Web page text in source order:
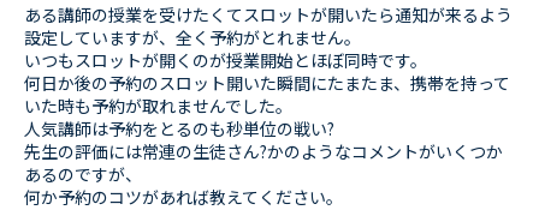
ある講師の授業を受けたくてスロットが開いたら通知が来るよう
設定していますが、全く予約がとれません。
いつもスロットが開くのが授業開始とほぼ同時です。
何日か後の予約のスロット開いた瞬間にたまたま、携帯を持って
いた時も予約が取れませんでした。
人気講師は予約をとるのも秒単位の戦い?
先生の評価には常連の生徒さん?かのようなコメントがいくつか
あるのですが、
何か予約のコツがあれば教えてください。